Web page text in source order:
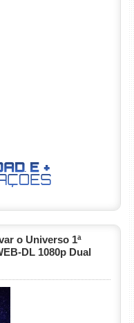
o Universo 1ª
DL 1080p Dual